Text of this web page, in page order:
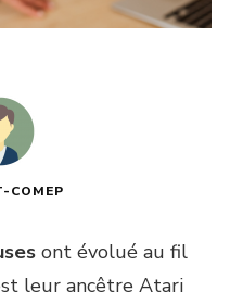
COMEP
ont évolué au fil
leur ancêtre Atari